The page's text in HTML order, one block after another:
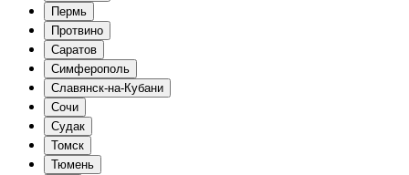
Пермь
Протвино
Саратов
Симферополь
Славянск-на-Кубани
Сочи
Судак
Томск
Тюмень